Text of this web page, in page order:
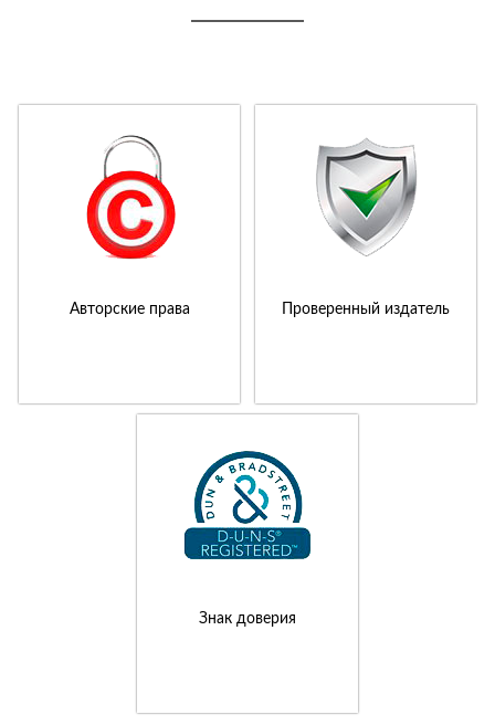
Авторские права Проверенный издатель
Знак доверия